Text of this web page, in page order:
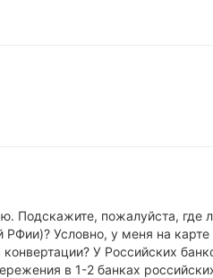
пожалуйста, где
Условно, у меня на
У Российских
в 1-2 банках